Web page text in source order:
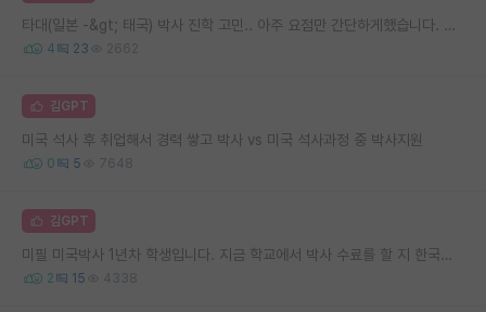
타대(일본 -&gt; 태국) 박사 진학 고민.. 아주 요점만 간단하게했습니다. 인생 선배님들 소중한 조언 부탁드립니다.
4 23 2662
김GPT
미국 석사 후 취업해서 경력 쌓고 박사 vs 미국 석사과정 중 박사지원
0 5 7648
김GPT
미필 미국박사 1년차 학생입니다. 지금 학교에서 박사 수료를 할 지 한국으로 돌아와 박전연을 할 지 고민입니다
2 15 4338